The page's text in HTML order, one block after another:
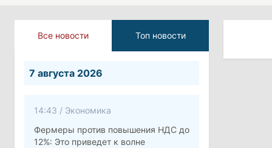
Все новости Топ новости
7 августа 2026
14:43 / Экономика
Фермеры против повышения НДС до
12%: Это приведет к волне